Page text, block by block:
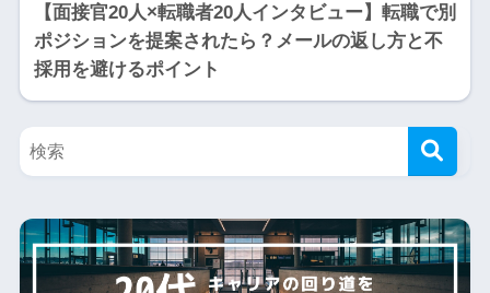
【面接官20人×転職者20人インタビュー】転職で別
ポジションを提案されたら？メールの返し方と不
採用を避けるポイント